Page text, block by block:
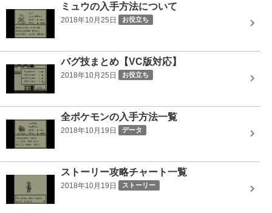
ミュウの入手方法について
2018年10月25日 お役立ち
バグ技まとめ【VC版対応】
2018年10月25日 お役立ち
全ポケモンの入手方法一覧
2018年10月19日 データ
ストーリー攻略チャート一覧
2018年10月19日 ストーリー